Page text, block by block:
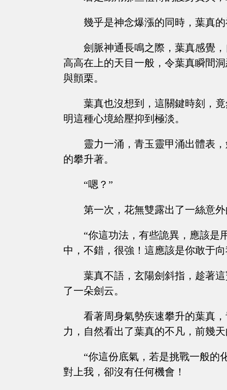
幾乎是神念爆漲的同時，葉真
劍脈神通長鳴之際，葉真感覺
高高在上的天目一般，令葉真瞬間
與顫栗。
葉真也沒想到，這關鍵時刻，
明這種心境給壓抑到極淡。
靈力一涌，青玉靈甲涌出體表
的攀升著。
“嗯？”
第一次，花無雙露出了一絲意
“你這功法，有些詭異，應該是
中，不錯，很強！這應該是你敢于
葉真不語，玄陽劍斜指，趁著
了一朵劍云。
看著周身氣勢疾速攀升的葉真
力，自然看出了葉真的不凡，前幾
“你這份底氣，若是挑戰一般的
對上我，卻沒有任何機會！